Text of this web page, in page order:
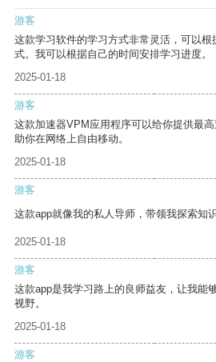
游客
这款学习软件的学习方式非常灵活，可以
式。我可以根据自己的时间安排学习进度。
2025-01-18
游客
这款加速器VPM应用程序可以给你提供最
助你在网络上自由移动。
2025-01-18
游客
这款app就像我的私人导师，带领我探索知
2025-01-18
游客
这款app是我学习路上的良师益友，让我能
视野。
2025-01-18
游客